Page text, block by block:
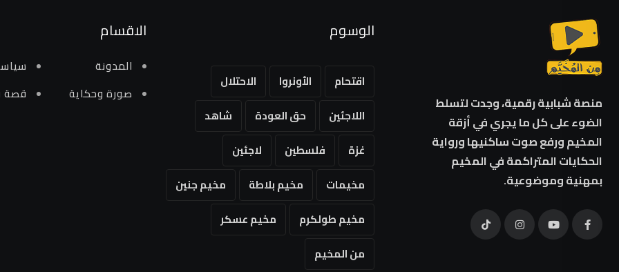
منصة شبابية رقمية، وجدت لتسلط
الضوء على كل ما يجري في أزقة
المخيم ورفع صوت ساكنيها ورواية
الحكايات المتراكمة في المخيم
بمهنية وموضوعية.
الوسوم
اقتحام الأونروا
الاحتلال
اللاجئين
حق العودة
شاهد
غزة
فلسطين
لاجئين
مخيمات
مخيم بلاطة
مخيم جنين
مخيم طولكرم
مخيم عسكر
من المخيم
الاقسام
المدونة
صورة وحكاية
قصة